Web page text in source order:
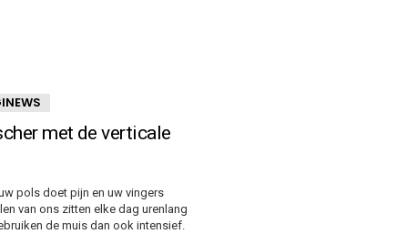
met de verticale
pols doet pijn en uw vingers
van ons zitten elke dag urenlang
de muis dan ook intensief.